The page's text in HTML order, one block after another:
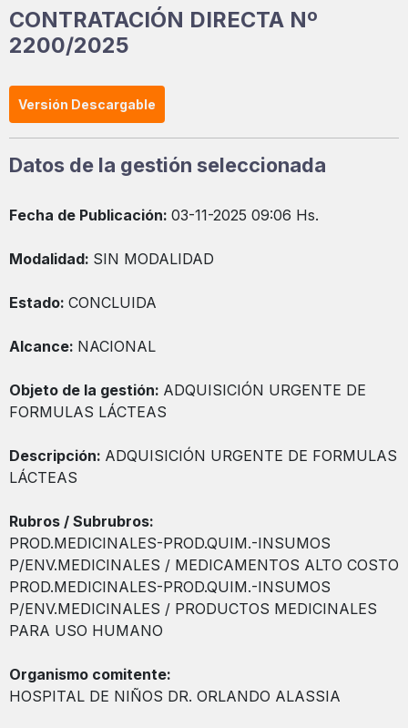
CONTRATACIÓN DIRECTA Nº
2200/2025
Versión Descargable
Datos de la gestión seleccionada
Fecha de Publicación: 03-11-2025 09:06 Hs.
Modalidad: SIN MODALIDAD
Estado: CONCLUIDA
Alcance: NACIONAL
Objeto de la gestión: ADQUISICIÓN URGENTE DE
FORMULAS LÁCTEAS
Descripción: ADQUISICIÓN URGENTE DE FORMULAS
LÁCTEAS
Rubros / Subrubros:
PROD.MEDICINALES-PROD.QUIM.-INSUMOS
P/ENV.MEDICINALES / MEDICAMENTOS ALTO COSTO
PROD.MEDICINALES-PROD.QUIM.-INSUMOS
P/ENV.MEDICINALES / PRODUCTOS MEDICINALES
PARA USO HUMANO
Organismo comitente:
HOSPITAL DE NIÑOS DR. ORLANDO ALASSIA